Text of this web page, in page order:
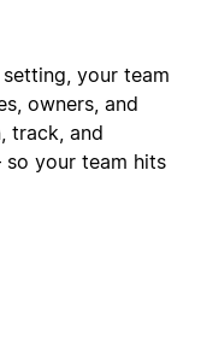
your team
owners, and
track, and
your team hits